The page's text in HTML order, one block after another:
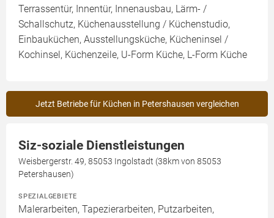
Terrassentür, Innentür, Innenausbau, Lärm- /
Schallschutz, Küchenausstellung / Küchenstudio,
Einbauküchen, Ausstellungsküche, Kücheninsel /
Kochinsel, Küchenzeile, U-Form Küche, L-Form Küche
Jetzt Betriebe für Küchen in Petershausen vergleichen
Siz-soziale Dienstleistungen
Weisbergerstr. 49, 85053 Ingolstadt (38km von 85053
Petershausen)
SPEZIALGEBIETE
Malerarbeiten, Tapezierarbeiten, Putzarbeiten,